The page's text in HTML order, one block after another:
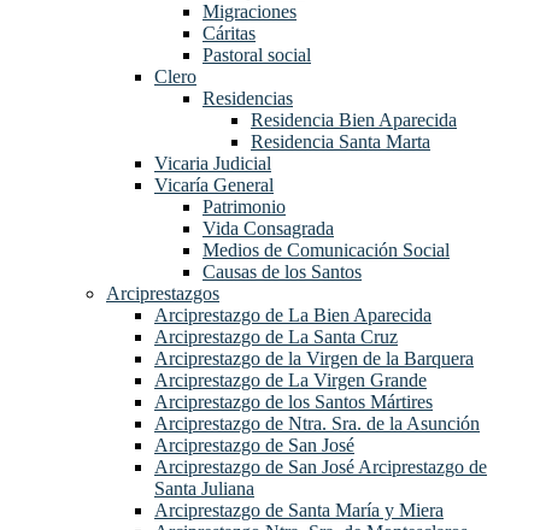
Migraciones
Cáritas
Pastoral social
Clero
Residencias
Residencia Bien Aparecida
Residencia Santa Marta
Vicaria Judicial
Vicaría General
Patrimonio
Vida Consagrada
Medios de Comunicación Social
Causas de los Santos
Arciprestazgos
Arciprestazgo de La Bien Aparecida
Arciprestazgo de La Santa Cruz
Arciprestazgo de la Virgen de la Barquera
Arciprestazgo de La Virgen Grande
Arciprestazgo de los Santos Mártires
Arciprestazgo de Ntra. Sra. de la Asunción
Arciprestazgo de San José
Arciprestazgo de San José Arciprestazgo de
Santa Juliana
Arciprestazgo de Santa María y Miera